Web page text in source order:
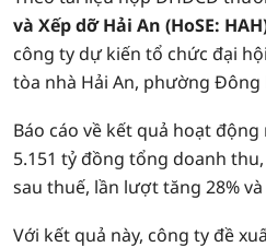
và Xếp dỡ Hải An (HoSE:
công ty dự kiến tổ chức đại
tòa nhà Hải An, phường Đông
Báo cáo về kết quả hoạt động
5.151 tỷ đồng tổng doanh
sau thuế, lần lượt tăng 28% và
Với kết quả này, công ty đề